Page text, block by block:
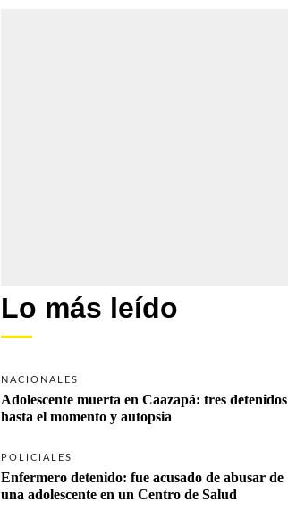
Lo más leído
NACIONALES
Adolescente muerta en Caazapá: tres detenidos
hasta el momento y autopsia
POLICIALES
Enfermero detenido: fue acusado de abusar de
una adolescente en un Centro de Salud